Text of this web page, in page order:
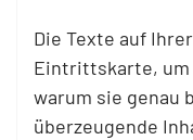
Die Texte auf
Eintrittskarte, um
warum sie genau
überzeugende